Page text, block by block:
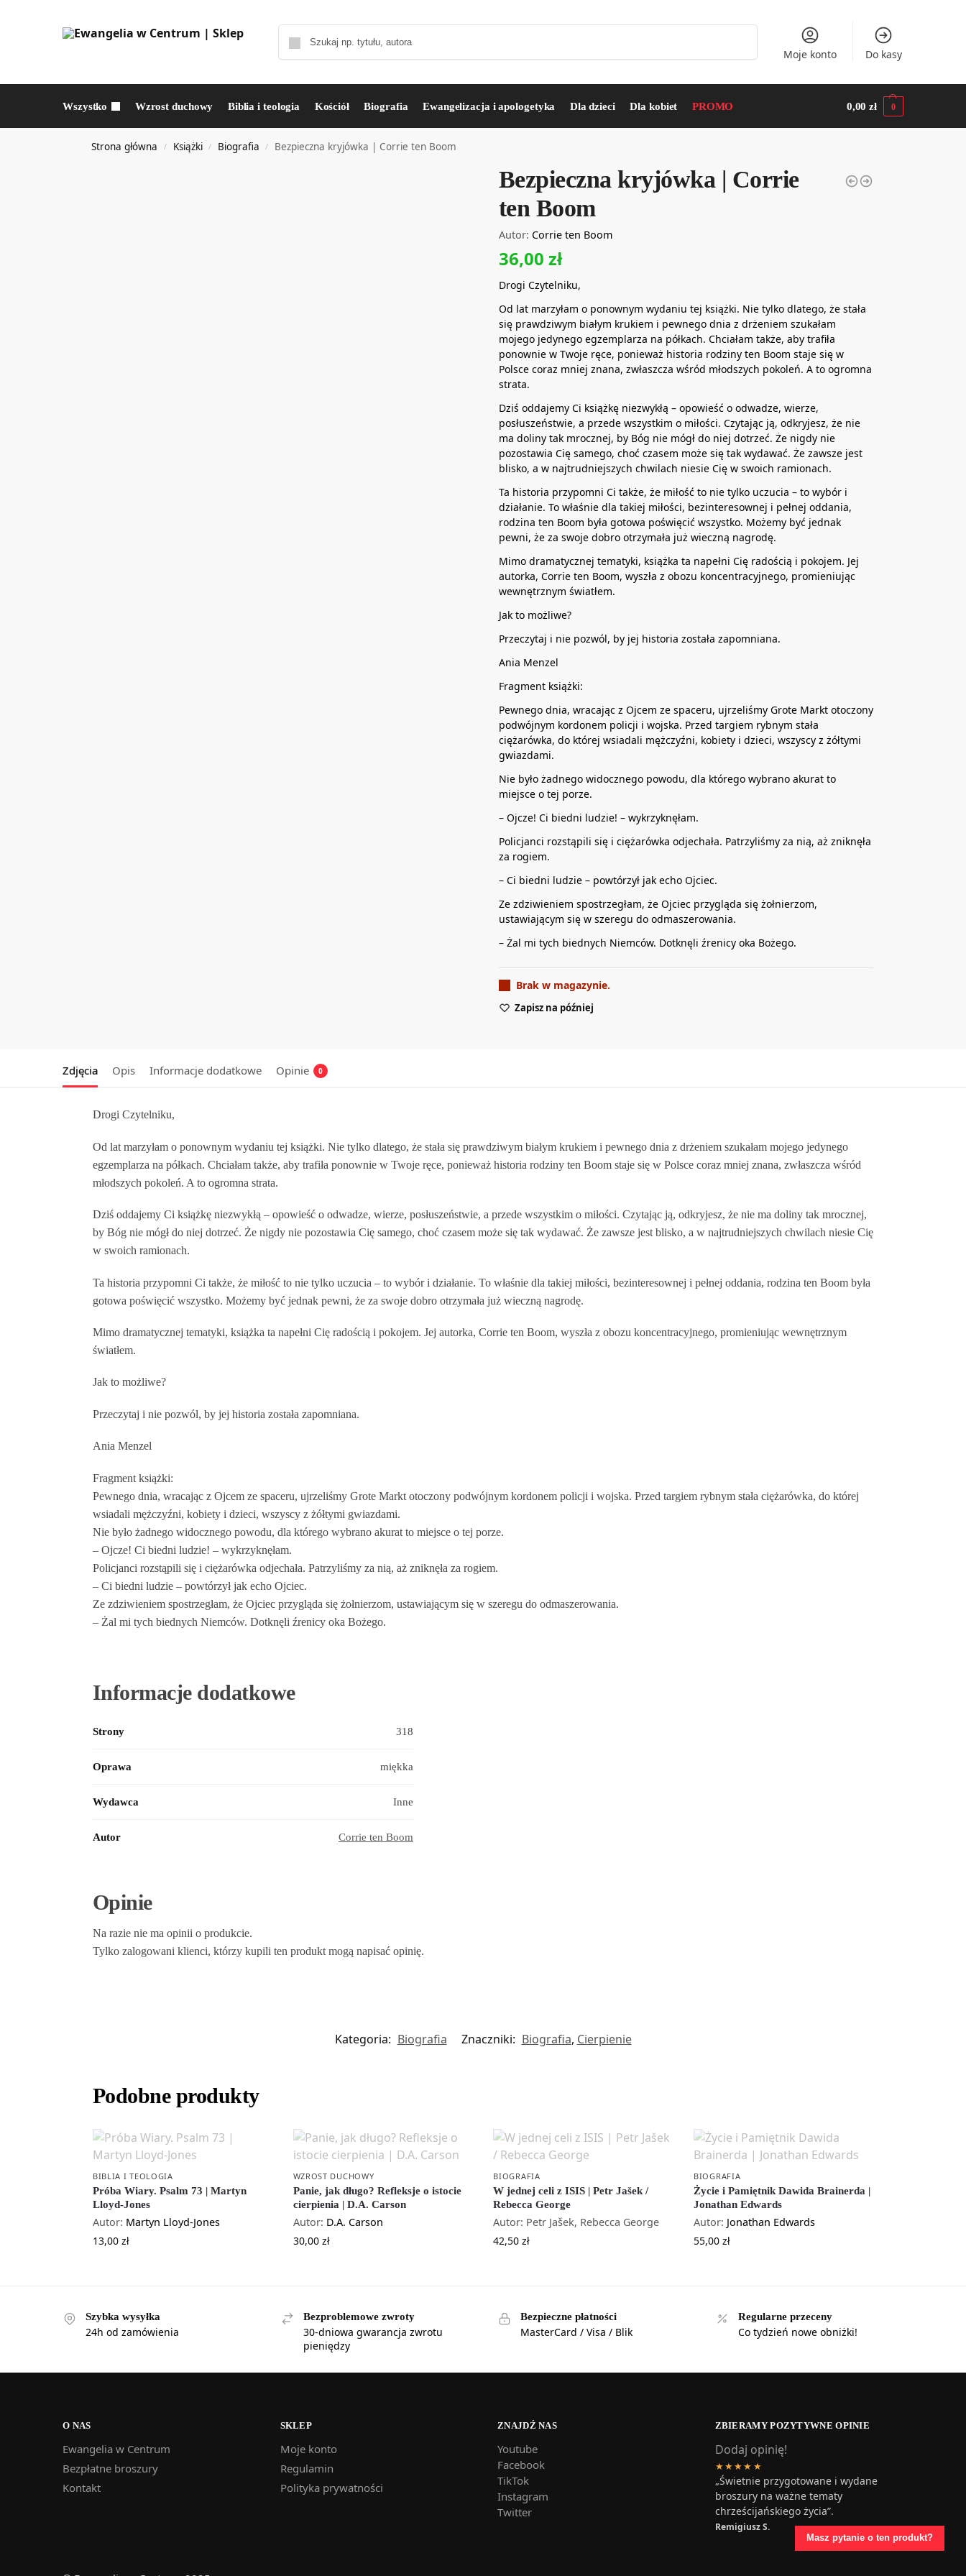
Moje konto Do kasy
Wszystko Wzrost duchowy Biblia i teologia Kościół Biografia Ewangelizacja i apologetyka Dla dzieci Dla kobiet PROMO 0,00zł 0
Strona główna / Książki / Biografia / Bezpieczna kryjówka | Corrie ten Boom
Bezpieczna kryjówka | Corrie
ten Boom
Autor: Corrie ten Boom
36,00 zł
Drogi Czytelniku,
Od lat marzyłam o ponownym wydaniu tej książki. Nie tylko dlatego, że stała
się prawdziwym białym krukiem i pewnego dnia z drżeniem szukałam
mojego jedynego egzemplarza na półkach. Chciałam także, aby trafiła
ponownie w Twoje ręce, ponieważ historia rodziny ten Boom staje się w
Polsce coraz mniej znana, zwłaszcza wśród młodszych pokoleń. A to ogromna
strata.
Dziś oddajemy Ci książkę niezwykłą – opowieść o odwadze, wierze,
posłuszeństwie, a przede wszystkim o miłości. Czytając ją, odkryjesz, że nie
ma doliny tak mrocznej, by Bóg nie mógł do niej dotrzeć. Że nigdy nie
pozostawia Cię samego, choć czasem może się tak wydawać. Że zawsze jest
blisko, a w najtrudniejszych chwilach niesie Cię w swoich ramionach.
Ta historia przypomni Ci także, że miłość to nie tylko uczucia – to wybór i
działanie. To właśnie dla takiej miłości, bezinteresownej i pełnej oddania,
rodzina ten Boom była gotowa poświęcić wszystko. Możemy być jednak
pewni, że za swoje dobro otrzymała już wieczną nagrodę.
Mimo dramatycznej tematyki, książka ta napełni Cię radością i pokojem. Jej
autorka, Corrie ten Boom, wyszła z obozu koncentracyjnego, promieniując
wewnętrznym światłem.
Jak to możliwe?
Przeczytaj i nie pozwól, by jej historia została zapomniana.
Ania Menzel
Fragment książki:
Pewnego dnia, wracając z Ojcem ze spaceru, ujrzeliśmy Grote Markt otoczony
podwójnym kordonem policji i wojska. Przed targiem rybnym stała
ciężarówka, do której wsiadali mężczyźni, kobiety i dzieci, wszyscy z żółtymi
gwiazdami.
Nie było żadnego widocznego powodu, dla którego wybrano akurat to
miejsce o tej porze.
– Ojcze! Ci biedni ludzie! – wykrzyknęłam.
Policjanci rozstąpili się i ciężarówka odjechała. Patrzyliśmy za nią, aż zniknęła
za rogiem.
– Ci biedni ludzie – powtórzył jak echo Ojciec.
Ze zdziwieniem spostrzegłam, że Ojciec przygląda się żołnierzom,
ustawiającym się w szeregu do odmaszerowania.
– Żal mi tych biednych Niemców. Dotknęli źrenicy oka Bożego.
Brak w magazynie.
Zapisz na później
Masz pytanie o ten produkt?
Zdjęcia Opis Informacje dodatkowe Opinie 0
Drogi Czytelniku,
Od lat marzyłam o ponownym wydaniu tej książki. Nie tylko dlatego, że stała się prawdziwym białym krukiem i pewnego dnia z drżeniem szukałam mojego jedynego
egzemplarza na półkach. Chciałam także, aby trafiła ponownie w Twoje ręce, ponieważ historia rodziny ten Boom staje się w Polsce coraz mniej znana, zwłaszcza wśród
młodszych pokoleń. A to ogromna strata.
Dziś oddajemy Ci książkę niezwykłą – opowieść o odwadze, wierze, posłuszeństwie, a przede wszystkim o miłości. Czytając ją, odkryjesz, że nie ma doliny tak mrocznej,
by Bóg nie mógł do niej dotrzeć. Że nigdy nie pozostawia Cię samego, choć czasem może się tak wydawać. Że zawsze jest blisko, a w najtrudniejszych chwilach niesie Cię
w swoich ramionach.
Ta historia przypomni Ci także, że miłość to nie tylko uczucia – to wybór i działanie. To właśnie dla takiej miłości, bezinteresownej i pełnej oddania, rodzina ten Boom była
gotowa poświęcić wszystko. Możemy być jednak pewni, że za swoje dobro otrzymała już wieczną nagrodę.
Mimo dramatycznej tematyki, książka ta napełni Cię radością i pokojem. Jej autorka, Corrie ten Boom, wyszła z obozu koncentracyjnego, promieniując wewnętrznym
światłem.
Jak to możliwe?
Przeczytaj i nie pozwól, by jej historia została zapomniana.
Ania Menzel
Fragment książki:
Pewnego dnia, wracając z Ojcem ze spaceru, ujrzeliśmy Grote Markt otoczony podwójnym kordonem policji i wojska. Przed targiem rybnym stała ciężarówka, do której
wsiadali mężczyźni, kobiety i dzieci, wszyscy z żółtymi gwiazdami.
Nie było żadnego widocznego powodu, dla którego wybrano akurat to miejsce o tej porze.
– Ojcze! Ci biedni ludzie! – wykrzyknęłam.
Policjanci rozstąpili się i ciężarówka odjechała. Patrzyliśmy za nią, aż zniknęła za rogiem.
– Ci biedni ludzie – powtórzył jak echo Ojciec.
Ze zdziwieniem spostrzegłam, że Ojciec przygląda się żołnierzom, ustawiającym się w szeregu do odmaszerowania.
– Żal mi tych biednych Niemców. Dotknęli źrenicy oka Bożego.
Informacje dodatkowe
Strony 318
Oprawa miękka
Wydawca Inne
Autor Corrie ten Boom
Opinie
Na razie nie ma opinii o produkcie.
Tylko zalogowani klienci, którzy kupili ten produkt mogą napisać opinię.
Kategoria: Biografia Znaczniki: Biografia, Cierpienie
Podobne produkty
BIBLIA I TEOLOGIA
Próba Wiary. Psalm 73 | Martyn
Lloyd-Jones
Autor: Martyn Lloyd-Jones
13,00 zł
WZROST DUCHOWY
Panie, jak długo? Refleksje o istocie
cierpienia | D.A. Carson
Autor: D.A. Carson
30,00 zł
BIOGRAFIA
W jednej celi z ISIS | Petr Jašek /
Rebecca George
Autor: Petr Jašek, Rebecca George
42,50zł
BIOGRAFIA
Życie i Pamiętnik Dawida Brainerda |
Jonathan Edwards
Autor: Jonathan Edwards
55,00zł
Szybka wysyłka
24h od zamówienia
Bezproblemowe zwroty
30-dniowa gwarancja zwrotu
pieniędzy
Bezpieczne płatności
MasterCard / Visa / Blik
Regularne przeceny
Co tydzień nowe obniżki!
O NAS
Ewangelia w Centrum
Bezpłatne broszury
Kontakt
SKLEP
Moje konto
Regulamin
Polityka prywatności
ZNAJDŹ NAS
Youtube
Facebook
TikTok
Instagram
Twitter
ZBIERAMY POZYTYWNE OPINIE
Dodaj opinię!
★★★★★
„Świetnie przygotowane i wydane
broszury na ważne tematy
chrześcijańskiego życia”.
Remigiusz S.